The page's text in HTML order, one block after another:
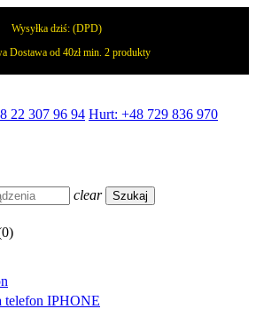
Wysyłka dziś: (DPD)
Dostawa od 40zł min. 2 produkty
22 307 96 94 Hurt: +48 729 836 970
clear Szukaj
telefon IPHONE